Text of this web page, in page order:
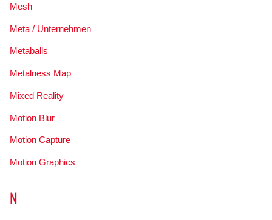
Mesh
Meta / Unternehmen
Metaballs
Metalness Map
Mixed Reality
Motion Blur
Motion Capture
Motion Graphics
N